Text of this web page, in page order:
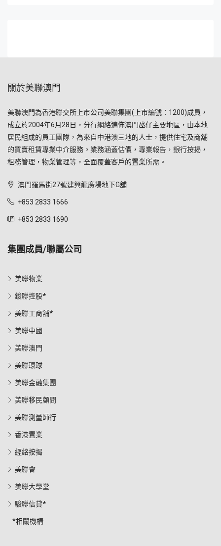
關於美聯澳門
美聯澳門為香港聯交所上市公司美聯集團(上市編號：1200)成員，
成立於2004年6月28日，分行網絡遍佈澳門氹仔主要地區，由本地
居民組成的員工團隊，為來自中港澳三地的人士，提供住宅及商舖
的買賣租賃專業中介服務。業務涵蓋估價，專業報告，銀行按揭，
租務管理，物業管理等，全面覆蓋客戶的置業所需。
澳門羅馬街27號建興龍廣場地下G舖
+853 2833 1666
+853 2833 1690
集團成員/聯屬公司
美聯物業
鋑聯控股*
美聯工商舖*
美聯中國
美聯澳門
美聯環球
美聯金融集團
美聯移民顧問
美聯測量師行
香港置業
經絡按揭
美聯會
美聯大學堂
駿聯信貸*
*相關機構